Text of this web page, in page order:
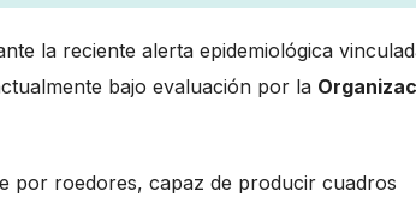
la reciente alerta epidemiológica
bajo evaluación por la
por roedores, capaz de producir cuadros